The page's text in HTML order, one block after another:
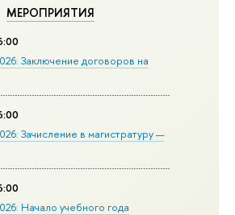
МЕРОПРИЯТИЯ
Заключение договоров на
Зачисление в магистратуру —
Начало учебного года